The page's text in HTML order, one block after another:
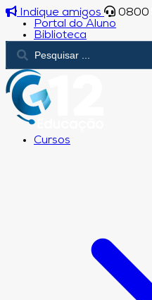
Indique amigos
0800
Portal do Aluno
Biblioteca
Cursos